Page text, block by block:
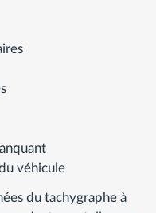
véhicule
du tachygraphe à